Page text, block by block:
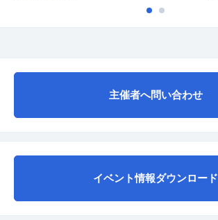
主催者へ問い合わせ
イベント情報ダウンロード